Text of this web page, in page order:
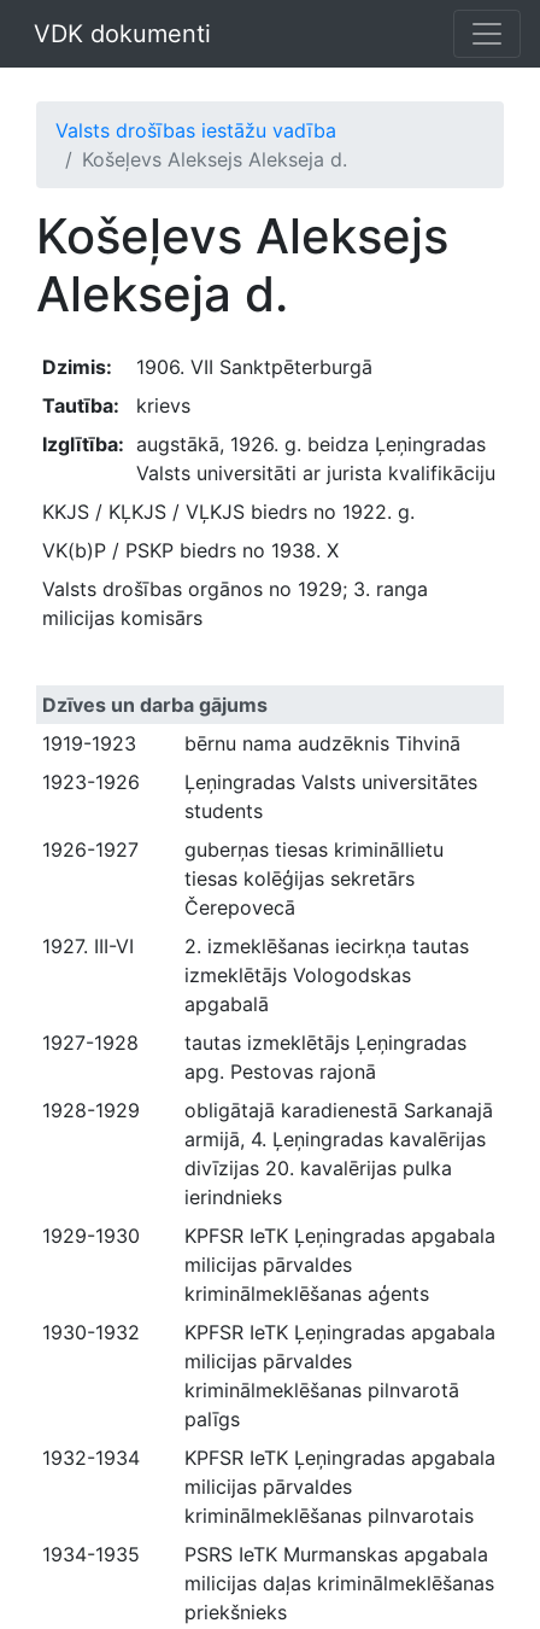
VDK dokumenti
Valsts drošības iestāžu vadība
Košeļevs Aleksejs Alekseja d.
Košeļevs Aleksejs
Alekseja d.
Dzimis:
1906. VII Sanktpēterburgā
Tautība:
krievs
Izglītība: augstākā, 1926. g. beidza Ļeņingradas
Valsts universitāti ar jurista kvalifikāciju
KKJS / KĻKJS / VĻKJS biedrs no 1922. g.
VK(b)P / PSKP biedrs no 1938. X
Valsts drošības orgānos no 1929; 3. ranga
milicijas komisārs
Dzīves un darba gājums
1919-1923
bērnu nama audzēknis Tihvinā
1923-1926
Ļeņingradas Valsts universitātes
students
1926-1927
guberņas tiesas krimināllietu
tiesas kolēģijas sekretārs
Čerepovecā
1927. III-VI
2. izmeklēšanas iecirkņa tautas
izmeklētājs Vologodskas
apgabalā
1927-1928
tautas izmeklētājs Ļeņingradas
apg. Pestovas rajonā
1928-1929
obligātajā karadienestā Sarkanajā
armijā, 4. Ļeņingradas kavalērijas
divīzijas 20. kavalērijas pulka
ierindnieks
1929-1930
KPFSR IeTK Ļeņingradas apgabala
milicijas pārvaldes
kriminālmeklēšanas aģents
1930-1932
KPFSR IeTK Ļeņingradas apgabala
milicijas pārvaldes
kriminālmeklēšanas pilnvarotā
palīgs
1932-1934
KPFSR IeTK Ļeņingradas apgabala
milicijas pārvaldes
kriminālmeklēšanas pilnvarotais
1934-1935
PSRS IeTK Murmanskas apgabala
milicijas daļas kriminālmeklēšanas
priekšnieks